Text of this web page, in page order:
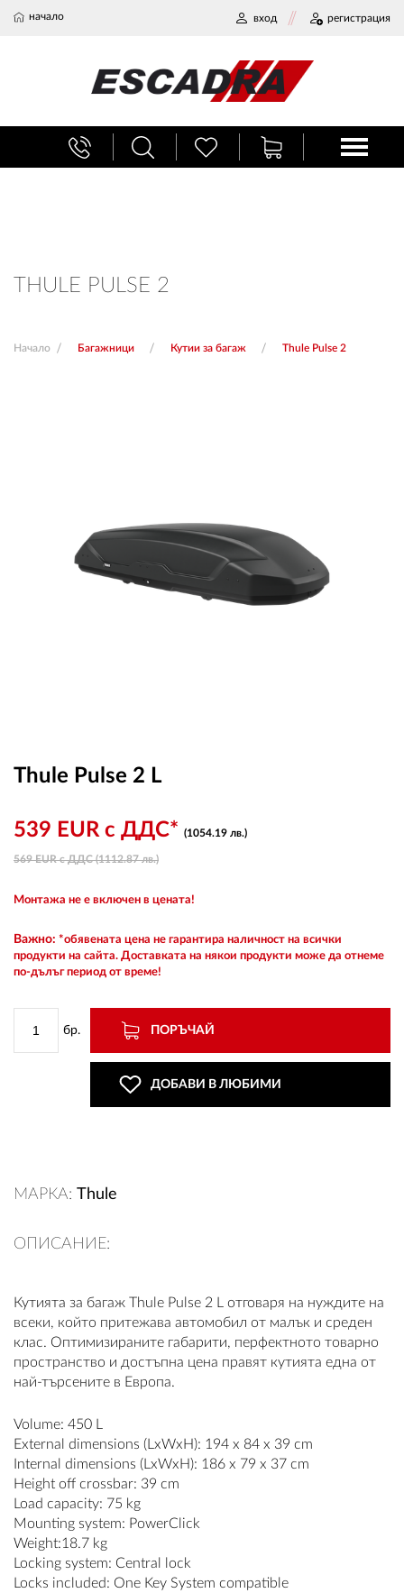
начало вход регистрация
THULE PULSE 2
Начало Багажници Кутии за багаж Thule Pulse 2
Thule Pulse 2 L
539 EUR с ДДС* (1054.19 лв.)
569 EUR с ДДС (1112.87 лв.)
Монтажа не е включен в цената!
Важно: *обявената цена не гарантира наличност на всички
продукти на сайта. Доставката на някои продукти може да отнеме
по-дълъг период от време!
бр. ПОРЪЧАЙ
ДОБАВИ В ЛЮБИМИ
МАРКА: Thule
ОПИСАНИЕ:
Кутията за багаж Thule Pulse 2 L отговаря на нуждите на
всеки, който притежава автомобил от малък и среден
клас. Оптимизираните габарити, перфектното товарно
пространство и достъпна цена правят кутията една от
най-търсените в Европа.
Volume: 450 L
External dimensions (LxWxH): 194 x 84 x 39 cm
Internal dimensions (LxWxH): 186 x 79 x 37 cm
Height off crossbar: 39 cm
Load capacity: 75 kg
Mounting system: PowerClick
Weight:18.7 kg
Locking system: Central lock
Locks included: One Key System compatible
БАГАЖНИЦИ
Любими
0 продукта
РЕГИСТРАЦИЯ
КОНТАКТИ
ОБЩИ УСЛОВИЯ
СТОКИ НА КРЕДИТ
ПОЛИТИКА ЗА БИСКВИТКИ
ПЛАТФОРМА ЗА ОРС